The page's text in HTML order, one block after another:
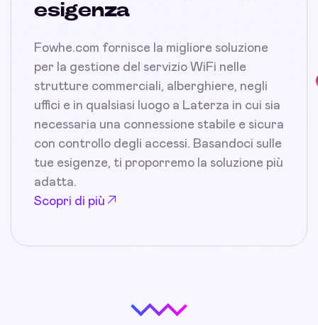
esigenza
Fowhe.com fornisce la migliore soluzione
per la gestione del servizio WiFi nelle
strutture commerciali, alberghiere, negli
uffici e in qualsiasi luogo a Laterza in cui sia
necessaria una connessione stabile e sicura
con controllo degli accessi. Basandoci sulle
tue esigenze, ti proporremo la soluzione più
adatta.
Scopri di più